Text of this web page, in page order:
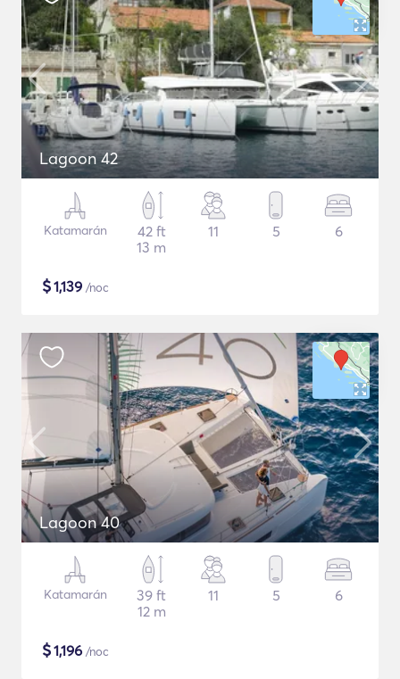
Lagoon 42
Katamarán
42 ft
13 m
11 5 6
$1,139 /noc
Lagoon 40
Katamarán
39 ft
12 m
11 5 6
$1,196 /noc